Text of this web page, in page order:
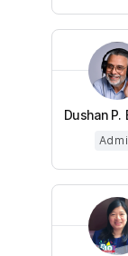
Dushan P.